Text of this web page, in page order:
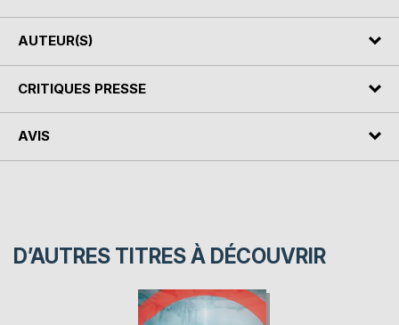
AUTEUR(S)
CRITIQUES PRESSE
AVIS
D’AUTRES TITRES À DÉCOUVRIR